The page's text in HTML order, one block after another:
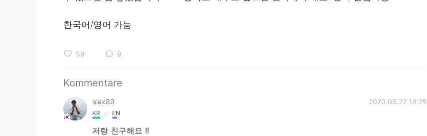
한국어/영어 가능
59 9
Kommentare
alex89 2020.06.22 14:25
KR EN
저랑 친구해요 !!